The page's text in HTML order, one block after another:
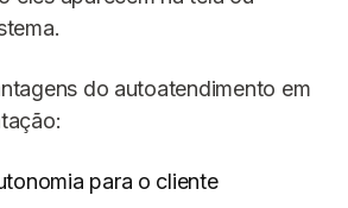
do autoatendimento em
para o cliente